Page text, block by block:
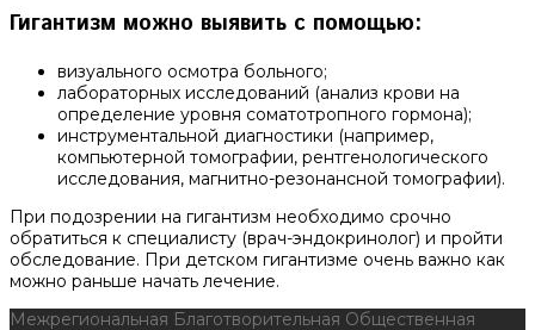
Гигантизм можно выявить с помощью:
визуального осмотра больного;
лабораторных исследований (анализ крови на
определение уровня соматотропного гормона);
инструментальной диагностики (например,
компьютерной томографии, рентгенологического
исследования, магнитно-резонансной томографии).
При подозрении на гигантизм необходимо срочно
обратиться к специалисту (врач-эндокринолог) и пройти
обследование. При детском гигантизме очень важно как
можно раньше начать лечение.
Межрегиональная Благотворительная Общественная